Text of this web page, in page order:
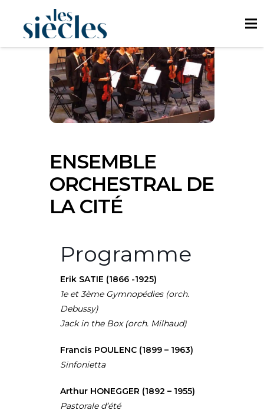
ENSEMBLE
ORCHESTRAL DE
LA CITÉ
Programme
Erik SATIE (1866 -1925)
1e et 3ème Gymnopédies (orch.
Debussy)
Jack in the Box (orch. Milhaud)
Francis POULENC (1899 – 1963)
Sinfonietta
Arthur HONEGGER (1892 – 1955)
Pastorale d’été